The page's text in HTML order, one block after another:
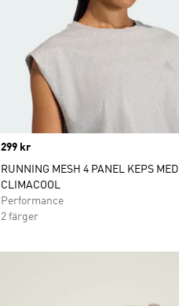
Price
299 kr
RUNNING MESH 4 PANEL KEPS MED
CLIMACOOL
Performance
2 färger